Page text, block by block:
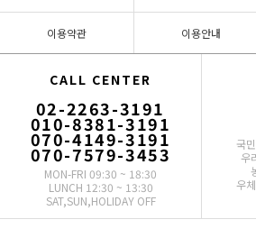
이용약관 이용안내
CALL CENTER
02-2263-3191
010-8381-3191
070-4149-3191
070-7579-3453
MON-FRI 09:30 ~ 18:30
LUNCH 12:30 ~ 13:30
SAT,SUN,HOLIDAY OFF
국
우
우